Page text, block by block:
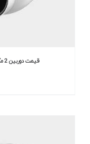
قیمت دوربین 2 مگاپیکسلی هایلوک مدل IPC‐T220‐H